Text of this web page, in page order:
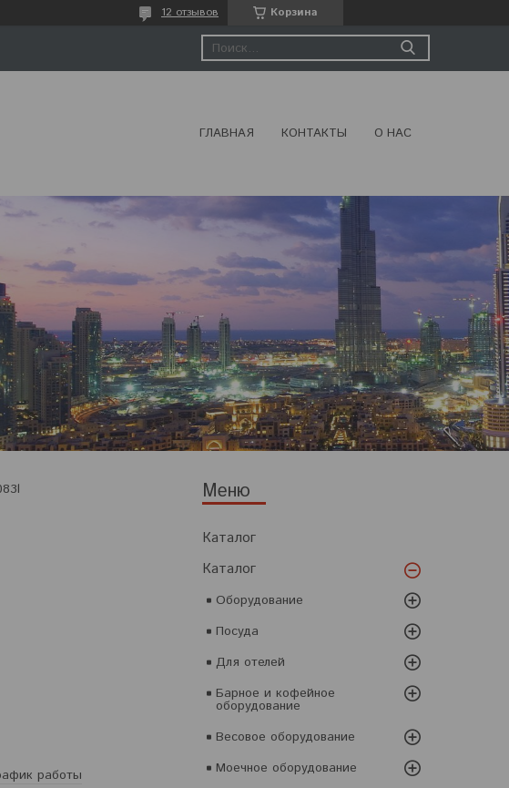
Корзина
12 отзывов
ГЛАВНАЯ КОНТАКТЫ О НАС
Каталог
Каталог
Оборудование
Посуда
Для отелей
Барное и кофейное
оборудование
Весовое оборудование
Моечное оборудование
работы